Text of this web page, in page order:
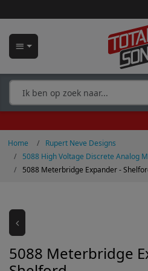
Home
Rupert Neve Designs
5088 High Voltage Discrete Analog
5088 Meterbridge Expander -
5088 Meterbridge